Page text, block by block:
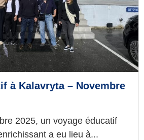
à Kalavryta – Novembre
2025, un voyage éducatif
a eu lieu à...